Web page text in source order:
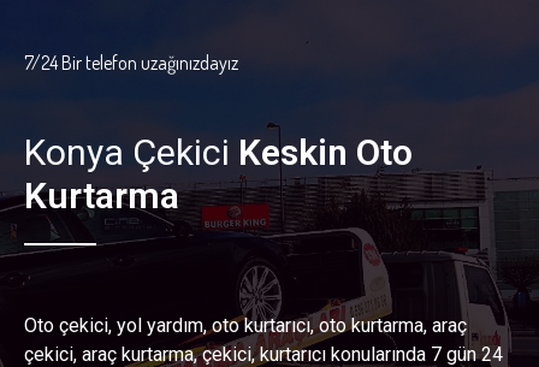
7/24 Bir telefon uzağınızdayız
Konya Çekici Keskin Oto
Kurtarma
Oto çekici, yol yardım, oto kurtarıcı, oto kurtarma, araç
çekici, araç kurtarma, çekici, kurtarıcı konularında 7 gün 24